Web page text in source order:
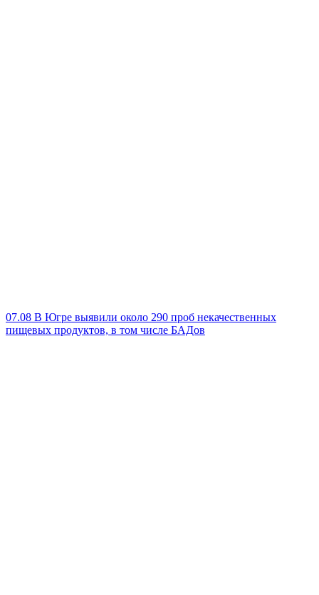
07.08 В Югре выявили около 290 проб некачественных
пищевых продуктов, в том числе БАДов